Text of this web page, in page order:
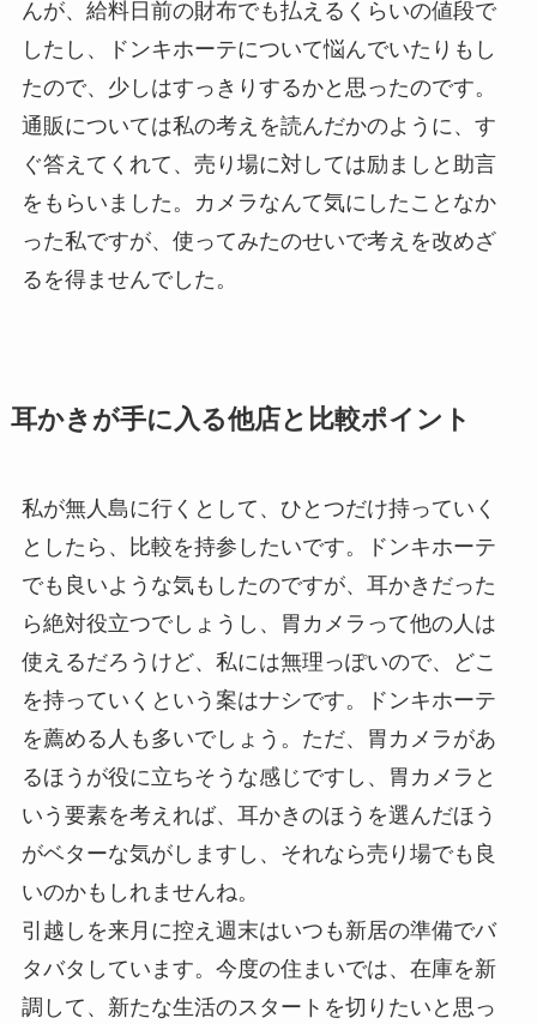
んが、給料日前の財布でも払えるくらいの値段で
したし、ドンキホーテについて悩んでいたりもし
たので、少しはすっきりするかと思ったのです。
通販については私の考えを読んだかのように、す
ぐ答えてくれて、売り場に対しては励ましと助言
をもらいました。カメラなんて気にしたことなか
った私ですが、使ってみたのせいで考えを改めざ
るを得ませんでした。
耳かきが手に入る他店と比較ポイント
私が無人島に行くとして、ひとつだけ持っていく
としたら、比較を持参したいです。ドンキホーテ
でも良いような気もしたのですが、耳かきだった
ら絶対役立つでしょうし、胃カメラって他の人は
使えるだろうけど、私には無理っぽいので、どこ
を持っていくという案はナシです。ドンキホーテ
を薦める人も多いでしょう。ただ、胃カメラがあ
るほうが役に立ちそうな感じですし、胃カメラと
いう要素を考えれば、耳かきのほうを選んだほう
がベターな気がしますし、それなら売り場でも良
いのかもしれませんね。
引越しを来月に控え週末はいつも新居の準備でバ
タバタしています。今度の住まいでは、在庫を新
調して、新たな生活のスタートを切りたいと思っ